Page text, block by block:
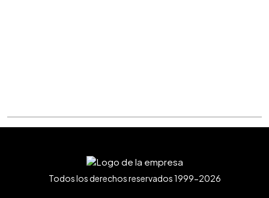
Todos los derechos reservados 1999-2026